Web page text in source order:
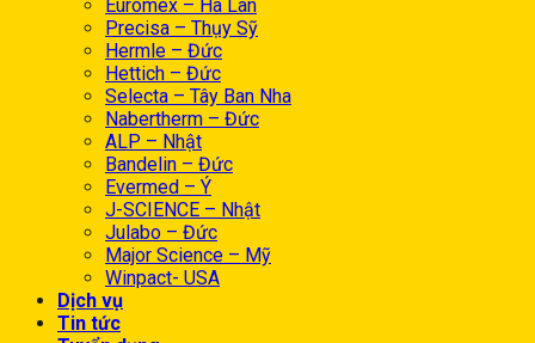
Euromex – Hà Lan
Precisa – Thụy Sỹ
Hermle – Đức
Hettich – Đức
Selecta – Tây Ban Nha
Nabertherm – Đức
ALP – Nhật
Bandelin – Đức
Evermed – Ý
J-SCIENCE – Nhật
Julabo – Đức
Major Science – Mỹ
Winpact- USA
Dịch vụ
Tin tức